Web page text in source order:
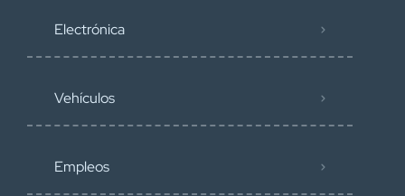
Electrónica
Vehículos
Empleos